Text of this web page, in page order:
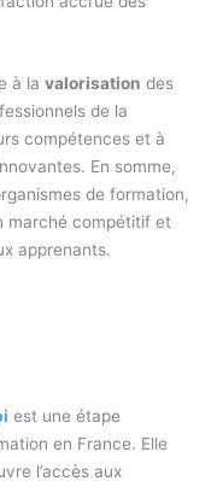
à lavalorisation des
de la
compétences et à
En somme,
de formation,
marché compétitif et
apprenants.
est une étape
en France. Elle
l’accès aux